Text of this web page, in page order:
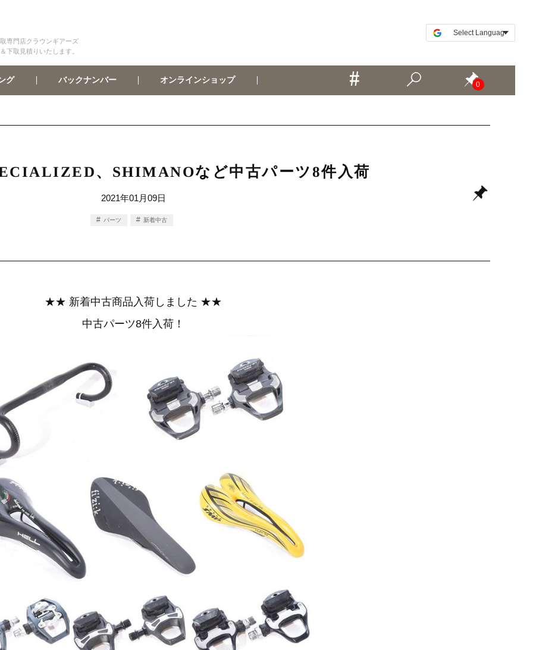
専門店クラウンギアーズ
下取見積りいたします。
グ バックナンバー オンラインショップ 0
、SHIMANOなど中古パーツ8件入荷
2021年01月09日
パーツ 新着中古
★★ 新着中古商品入荷しました ★★
中古パーツ8件入荷！